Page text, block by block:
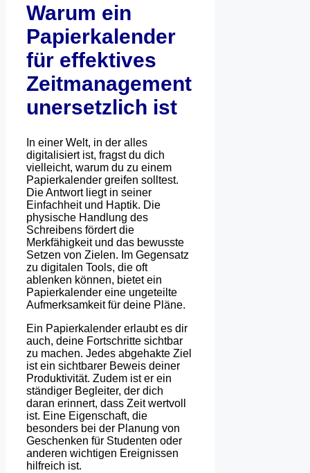
Warum ein
Papierkalender
für effektives
Zeitmanagement
unersetzlich ist
In einer Welt, in der alles
digitalisiert ist, fragst du dich
vielleicht, warum du zu einem
Papierkalender greifen solltest.
Die Antwort liegt in seiner
Einfachheit und Haptik. Die
physische Handlung des
Schreibens fördert die
Merkfähigkeit und das bewusste
Setzen von Zielen. Im Gegensatz
zu digitalen Tools, die oft
ablenken können, bietet ein
Papierkalender eine ungeteilte
Aufmerksamkeit für deine Pläne.
Ein Papierkalender erlaubt es dir
auch, deine Fortschritte sichtbar
zu machen. Jedes abgehakte Ziel
ist ein sichtbarer Beweis deiner
Produktivität. Zudem ist er ein
ständiger Begleiter, der dich
daran erinnert, dass Zeit wertvoll
ist. Eine Eigenschaft, die
besonders bei der Planung von
Geschenken für Studenten oder
anderen wichtigen Ereignissen
hilfreich ist.